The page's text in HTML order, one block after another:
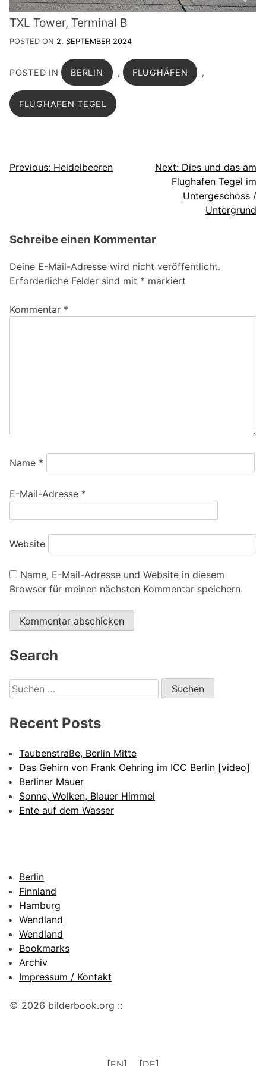
TXL Tower, Terminal B
POSTED ON 2. SEPTEMBER 2024
POSTED IN BERLIN , FLUGHÄFEN ,
FLUGHAFEN TEGEL
Beitragsnavigation
Previous: Heidelbeeren Next: Dies und das am
Flughafen Tegel im
Untergeschoss /
Untergrund
Schreibe einen Kommentar
Deine E-Mail-Adresse wird nicht veröffentlicht.
Erforderliche Felder sind mit * markiert
Kommentar *
Name *
E-Mail-Adresse *
Website
Name, E-Mail-Adresse und Website in diesem
Browser für meinen nächsten Kommentar speichern.
Alternative:
Search
Suchen
nach:
Recent Posts
Taubenstraße, Berlin Mitte
Das Gehirn von Frank Oehring im ICC Berlin [video]
Berliner Mauer
Sonne, Wolken, Blauer Himmel
Ente auf dem Wasser
Berlin
Finnland
Hamburg
Wendland
Wendland
Bookmarks
Archiv
Impressum / Kontakt
© 2026 bilderbook.org ::